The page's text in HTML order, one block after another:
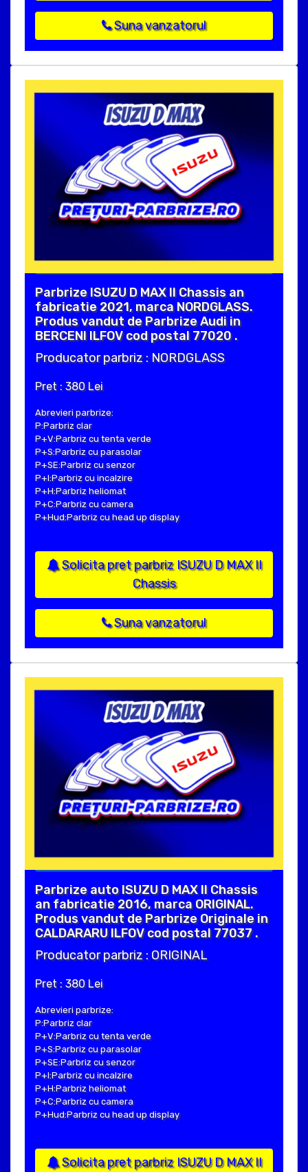
Suna vanzatorul
Parbrize ISUZU D MAX II Chassis an
fabricatie 2021, marca NORDGLASS.
Produs vandut de Parbrize Audi in
BERCENI ILFOV cod postal 77020 .
Producator parbriz : NORDGLASS
Pret : 380 Lei
Abrevieri parbrize:
P:Parbriz clar
P+V:Parbriz cu tenta verde
P+S:Parbriz cu parasolar
P+SE:Parbriz cu senzor
P+I:Parbriz cu incalzire
P+H:Parbriz heliomat
P+C:Parbriz cu camera
P+Hud:Parbriz cu head up display
Solicita pret parbriz ISUZU D MAX II
Chassis
Suna vanzatorul
Parbrize auto ISUZU D MAX II Chassis
an fabricatie 2016, marca ORIGINAL.
Produs vandut de Parbrize Originale in
CALDARARU ILFOV cod postal 77037 .
Producator parbriz : ORIGINAL
Pret : 380 Lei
Abrevieri parbrize:
P:Parbriz clar
P+V:Parbriz cu tenta verde
P+S:Parbriz cu parasolar
P+SE:Parbriz cu senzor
P+I:Parbriz cu incalzire
P+H:Parbriz heliomat
P+C:Parbriz cu camera
P+Hud:Parbriz cu head up display
Solicita pret parbriz ISUZU D MAX II